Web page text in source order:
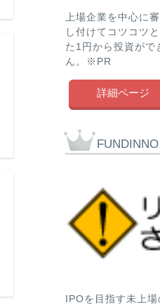
社債
上場企業を中心に
し付けてコツコツ
た1円から投資がで
ん。※PR
詳細ページ
FUNDINNO
IPOを目指す未上